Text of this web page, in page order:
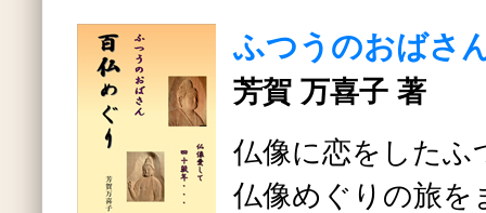
ふつうのおばさ
芳賀 万喜子 著
仏像に恋をしたふ
仏像めぐりの旅を